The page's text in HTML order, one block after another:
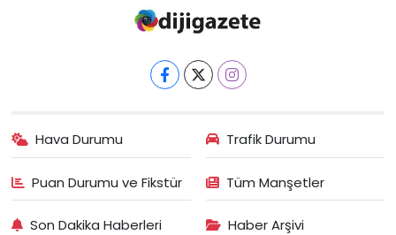
Hava Durumu Trafik Durumu
Puan Durumu ve Fikstür Tüm Manşetler
Son Dakika Haberleri Haber Arşivi